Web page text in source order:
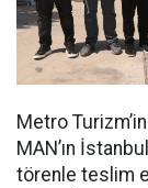
Metro
MAN’ın
törenle teslim